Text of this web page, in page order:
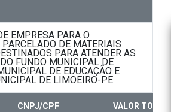
EMPRESA PARA O
PARCELADO DE MATERIAIS
PARA ATENDER AS
FUNDO MUNICIPAL DE
DE EDUCAÇÃO E
DE LIMOEIRO-PE.
CNPJ/CPF VALOR TOTAL